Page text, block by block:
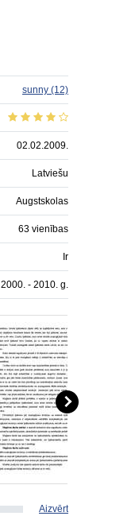
sunny (12)
02.02.2009.
Latviešu
Augstskolas
63 vienības
Ir
2000. - 2010. g.
Aizvērt